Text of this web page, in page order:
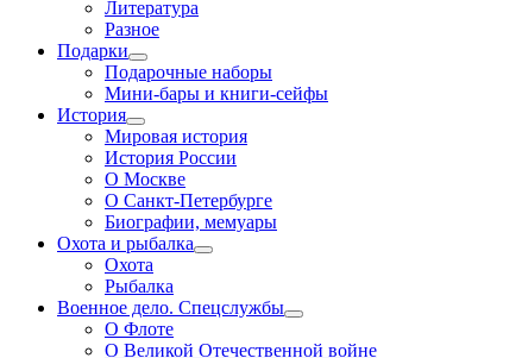
Литература
Разное
Подарки
Подарочные наборы
Мини-бары и книги-сейфы
История
Мировая история
История России
О Москве
О Санкт-Петербурге
Биографии, мемуары
Охота и рыбалка
Охота
Рыбалка
Военное дело. Спецслужбы
О Флоте
О Великой Отечественной войне